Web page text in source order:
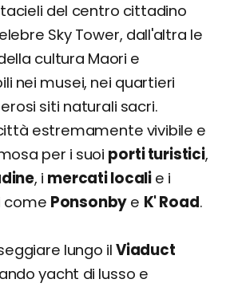
del centro cittadino
Sky Tower, dall'altra le
cultura Maori e
nei musei, nei quartieri
siti naturali sacri.
estremamente vivibile e
per i suoi porti turistici,
, i mercati localie i
come Ponsonby e K' Road.
lungo il Viaduct
yacht di lusso e